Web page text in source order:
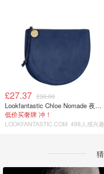
£27.37 £30.00
Lookfantastic Chloe Nomade 夜埃及小包
低价买奢牌 冲！
LOOKFANTASTIC.COM 498人感兴趣